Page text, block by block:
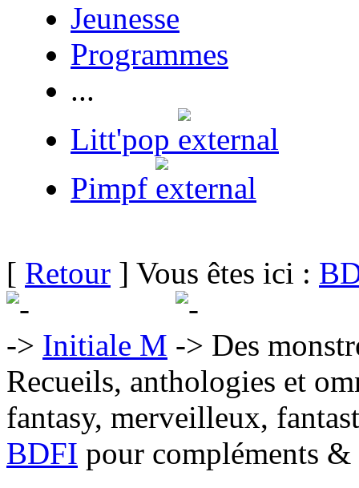
Jeunesse
Programmes
...
Litt'pop
Pimpf
[ Retour ] Vous êtes ici :
Initiale M
Des
Recueils, anthologies et
fantasy, merveilleux,
BDFI pour compléments